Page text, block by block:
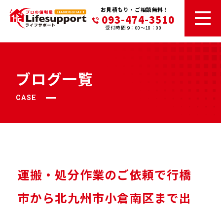
お見積もり・ご相談無料！
093-474-3510
受付時間 9：00～18：00
ブログ一覧
CASE
運搬・処分作業のご依頼で行橋
市から北九州市小倉南区まで出